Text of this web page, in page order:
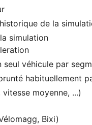
de la
simulation
seul véhicule par
habituellement
moyenne, ...)
Bixi)